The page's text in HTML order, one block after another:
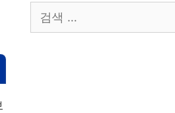
색: